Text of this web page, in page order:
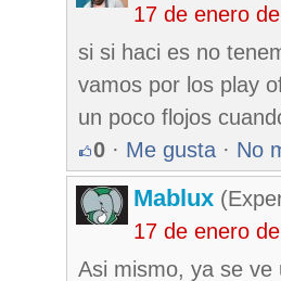
17 de enero
si si haci es no
vamos por los play
un poco flojos
0 · Me gusta · No
Mablux
17 de enero
Asi mismo, ya se ve